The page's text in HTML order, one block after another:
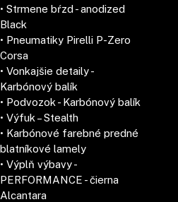
• Strmene bŕzd - anodized
Black
• Pneumatiky Pirelli P-Zero
Corsa
• Vonkajšie detaily -
Karbónový balík
• Podvozok - Karbónový balík
• Výfuk – Stealth
• Karbónové farebné predné
blatníkové lamely
• Výplň výbavy -
PERFORMANCE - čierna
Alcantara